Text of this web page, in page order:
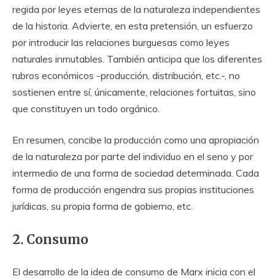
regida por leyes eternas de la naturaleza independientes
de la historia. Advierte, en esta pretensión, un esfuerzo
por introducir las relaciones burguesas como leyes
naturales inmutables. También anticipa que los diferentes
rubros económicos -producción, distribución, etc.-, no
sostienen entre sí, únicamente, relaciones fortuitas, sino
que constituyen un todo orgánico.
En resumen, concibe la producción como una apropiación
de la naturaleza por parte del individuo en el seno y por
intermedio de una forma de sociedad determinada. Cada
forma de producción engendra sus propias instituciones
jurídicas, su propia forma de gobierno, etc.
2. Consumo
El desarrollo de la idea de consumo de Marx inicia con el